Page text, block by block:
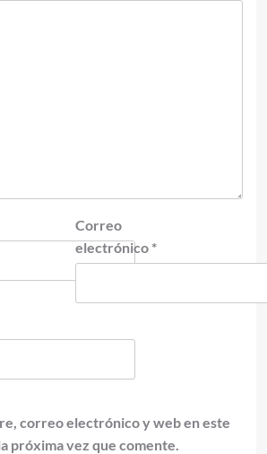
Correo
electrónico *
correo electrónico y web en este
próxima vez que comente.